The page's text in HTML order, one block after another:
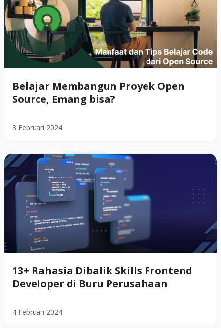
Belajar Membangun Proyek Open
Source, Emang bisa?
3 Februari 2024
13+ Rahasia Dibalik Skills Frontend
Developer di Buru Perusahaan
4 Februari 2024